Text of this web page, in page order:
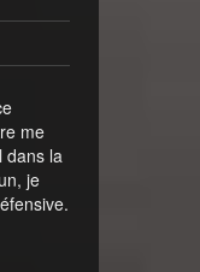
me
dans la
je